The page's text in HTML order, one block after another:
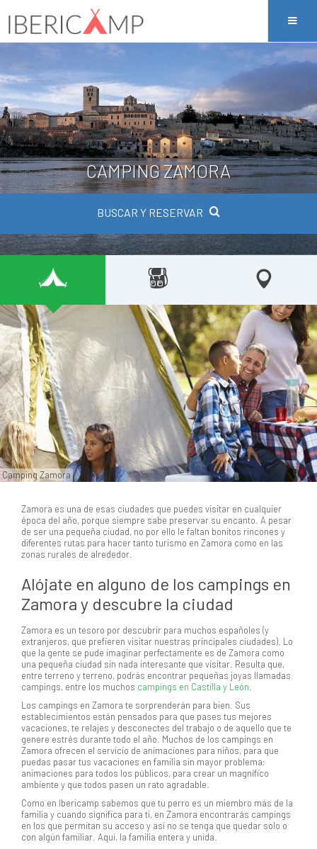
CAMPING ZAMORA
BUSCAR Y RESERVAR
Camping Zamora
Zamora es una de esas ciudades que puedes visitar en cualquier
época del año, porque siempre sabe preservar su encanto. A pesar
de ser una pequeña ciudad, no por ello le faltan bonitos rincones y
diferentes rutas para hacer tanto turismo en Zamora como en las
zonas rurales de alrededor.
Alójate en alguno de los campings en
Zamora y descubre la ciudad
Zamora es un tesoro por descubrir para muchos españoles (y
extranjeros, que prefieren visitar nuestras principales ciudades). Lo
que la gente se pude imaginar perfectamente es de Zamora como
una pequeña ciudad sin nada interesante que visitar. Resulta que,
entre terreno y terreno, podrás encontrar pequeñas joyas llamadas
campings, entre los muchos campings en Castilla y León
Los campings en Zamora te sorprenderán para bien. Sus
establecimientos están pensados para que pases tus mejores
vacaciones, te relajes y desconectes del trabajo o de aquello que te
genere estrés durante todo el año. Muchos de los campings en
Zamora ofrecen el servicio de animaciones para niños, para que
puedas pasar tus vacaciones en familia sin mayor problema;
animaciones para todos los públicos, para crear un magnífico
ambiente y que todos pasen un rato agradable.
Como en Ibericamp sabemos que tu perro es un miembro más de la
familia y cuando significa para ti, en Zamora encontrarás campings
en los que permitan su acceso y así no se tenga que quedar solo o
con algún familiar. Aquí, la familia entera y unida.